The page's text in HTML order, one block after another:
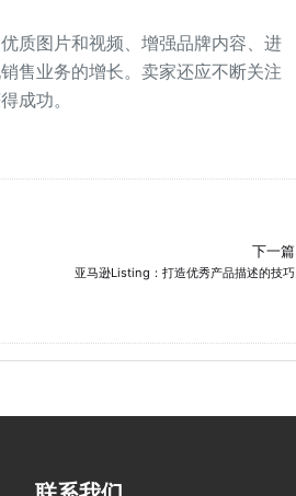
质图片和视频、增强品牌内容、进
售业务的增长。卖家还应不断关注
成功。
下一篇
亚马逊Listing：打造优秀产品描述的技巧